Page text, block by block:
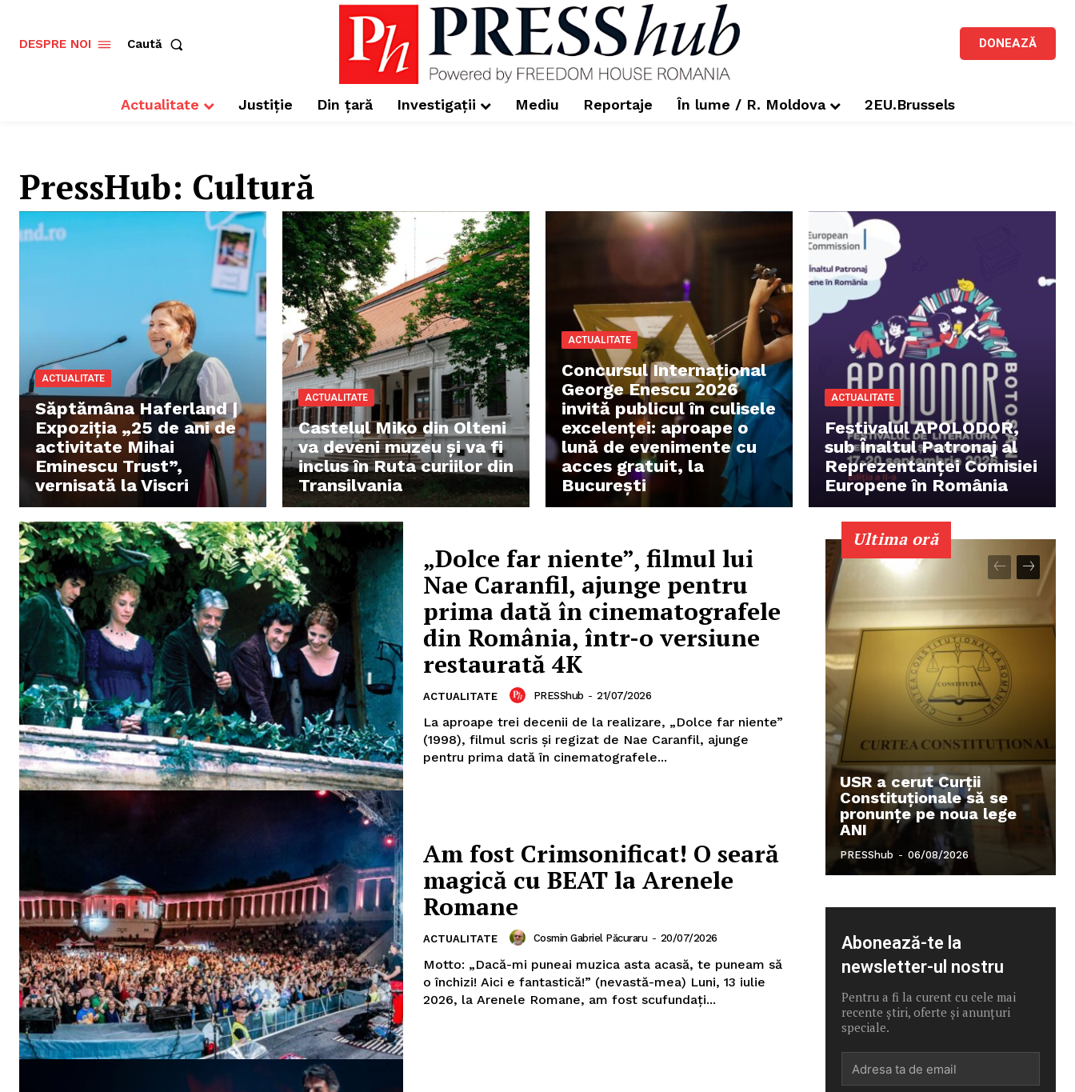
DESPRE NOI Caută DONEAZĂ
Actualitate Justiție Din țară Investigații Mediu Reportaje În lume / R. Moldova 2EU.Brussels
PressHub: Cultură
ACTUALITATE
Săptămâna Haferland |
Expoziţia „25 de ani de
activitate Mihai
Eminescu Trust”,
vernisată la Viscri
ACTUALITATE
Castelul Miko din Olteni
va deveni muzeu şi va fi
inclus în Ruta curiilor din
Transilvania
ACTUALITATE
Concursul Internațional
George Enescu 2026
invită publicul în culisele
excelenței: aproape o
lună de evenimente cu
acces gratuit, la
București
ACTUALITATE
Festivalul APOLODOR,
sub Înaltul Patronaj al
Reprezentanței Comisiei
Europene în România
„Dolce far niente”, filmul lui
Nae Caranfil, ajunge pentru
prima dată în cinematografele
din România, într-o versiune
restaurată 4K
ACTUALITATE PRESShub - 21/07/2026
La aproape trei decenii de la realizare, „Dolce far niente”
(1998), filmul scris și regizat de Nae Caranfil, ajunge
pentru prima dată în cinematografele...
Am fost Crimsonificat! O seară
magică cu BEAT la Arenele
Romane
ACTUALITATE Cosmin Gabriel Păcuraru - 20/07/2026
Motto: „Dacă-mi puneai muzica asta acasă, te puneam să
o închizi! Aici e fantastică!” (nevastă-mea) Luni, 13 iulie
2026, la Arenele Romane, am fost scufundați...
Ultima oră
USR a cerut Curții
Constituționale să se
pronunțe pe noua lege
ANI
PRESShub - 06/08/2026
Abonează-te la
newsletter-ul nostru
Pentru a fi la curent cu cele mai
recente știri, oferte și anunțuri
speciale.